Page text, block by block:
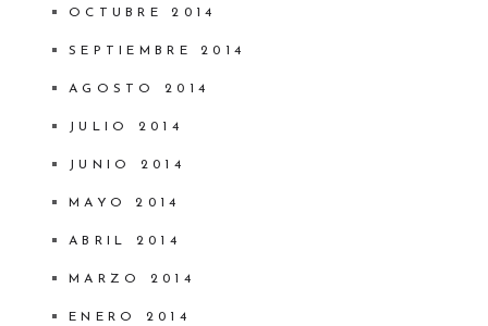
OCTUBRE 2014
SEPTIEMBRE 2014
AGOSTO 2014
JULIO 2014
JUNIO 2014
MAYO 2014
ABRIL 2014
MARZO 2014
ENERO 2014